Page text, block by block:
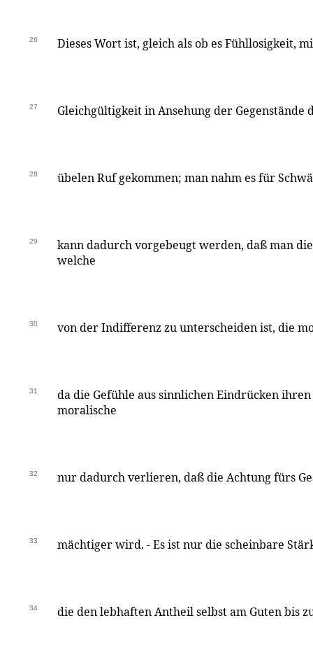
26 Dieses Wort ist, gleich als ob es Fühllosigkeit,
27 Gleichgültigkeit in Ansehung der
28 übelen Ruf gekommen; man nahm es für
29
kann dadurch vorgebeugt werden, daß man
welche
30 von der Indifferenz zu unterscheiden ist, die
31
da die Gefühle aus sinnlichen Eindrücken
moralische
32 nur dadurch verlieren, daß die Achtung fürs
33 mächtiger wird. - Es ist nur die scheinbare
34 die den lebhaften Antheil selbst am Guten bis